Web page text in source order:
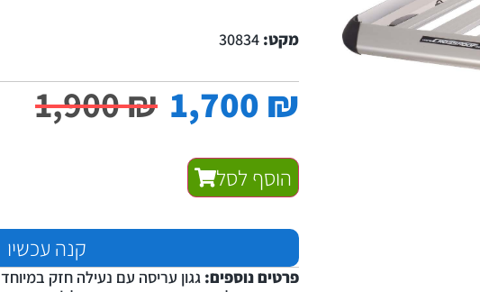
מקט: 30834
1,900₪ 1,700 ₪
הוסף לסל
קנה עכשיו
פרטים נוספים: גגון עריסה עם נעילה חזק במיוחד